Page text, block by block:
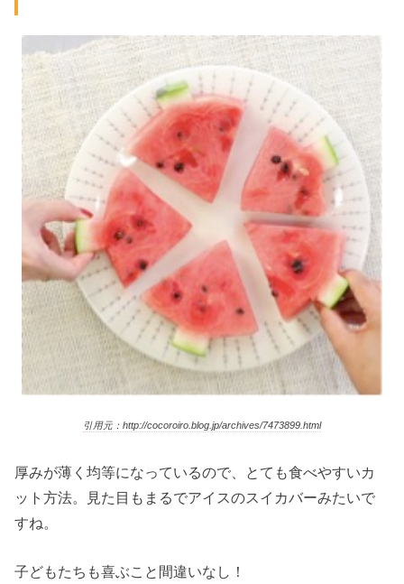
引用元：http://cocoroiro.blog.jp/archives/7473899.html
厚みが薄く均等になっているので、とても食べやすいカ
ット方法。見た目もまるでアイスのスイカバーみたいで
すね。
子どもたちも喜ぶこと間違いなし！